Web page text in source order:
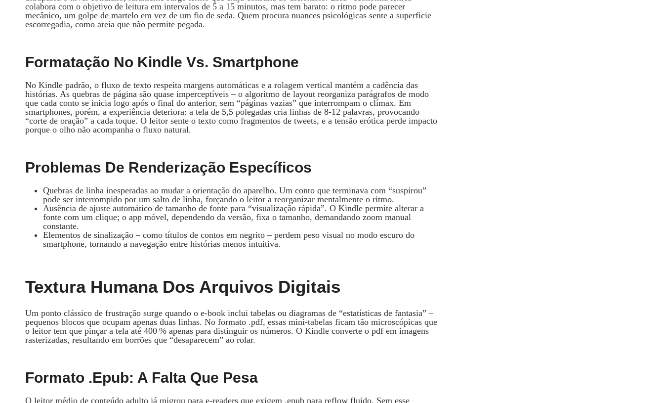
colabora com o objetivo de leitura em intervalos de 5 a 15 minutos, mas tem barato: o ritmo pode parecer
mecânico, um golpe de martelo em vez de um fio de seda. Quem procura nuances psicológicas sente a superficie
escorregadia, como areia que não permite pegada.
Formatação No Kindle Vs. Smartphone
No Kindle padrão, o fluxo de texto respeita margens automáticas e a rolagem vertical mantém a cadência das
histórias. As quebras de página são quase imperceptíveis – o algoritmo de layout reorganiza parágrafos de modo
que cada conto se inicia logo após o final do anterior, sem “páginas vazias” que interrompam o clímax. Em
smartphones, porém, a experiência deteriora: a tela de 5,5 polegadas cria linhas de 8‑12 palavras, provocando
“corte de oração” a cada toque. O leitor sente o texto como fragmentos de tweets, e a tensão erótica perde impacto
porque o olho não acompanha o fluxo natural.
Problemas De Renderização Específicos
Quebras de linha inesperadas ao mudar a orientação do aparelho. Um conto que terminava com “suspirou”
pode ser interrompido por um salto de linha, forçando o leitor a reorganizar mentalmente o ritmo.
Ausência de ajuste automático de tamanho de fonte para “visualização rápida”. O Kindle permite alterar a
fonte com um clique; o app móvel, dependendo da versão, fixa o tamanho, demandando zoom manual
constante.
Elementos de sinalização – como títulos de contos em negrito – perdem peso visual no modo escuro do
smartphone, tornando a navegação entre histórias menos intuitiva.
Textura Humana Dos Arquivos Digitais
Um ponto clássico de frustração surge quando o e‑book inclui tabelas ou diagramas de “estatísticas de fantasia” –
pequenos blocos que ocupam apenas duas linhas. No formato .pdf, essas mini‑tabelas ficam tão microscópicas que
o leitor tem que pinçar a tela até 400 % apenas para distinguir os números. O Kindle converte o pdf em imagens
rasterizadas, resultando em borrões que “desaparecem” ao rolar.
Formato .epub: A Falta Que Pesa
O leitor médio de conteúdo adulto já migrou para e‑readers que exigem .epub para reflow fluido. Sem esse